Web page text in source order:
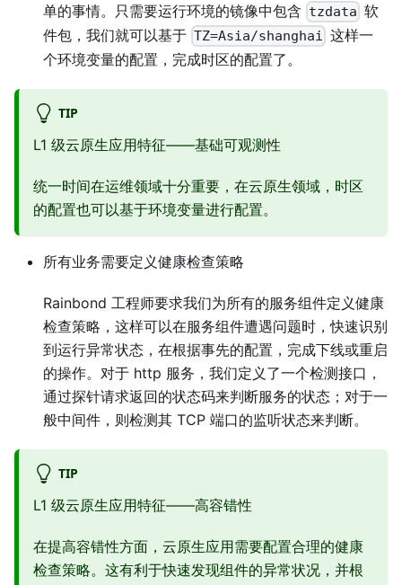
单的事情。只需要运行环境的镜像中包含 tzdata 软
件包，我们就可以基于 TZ=Asia/shanghai 这样一
个环境变量的配置，完成时区的配置了。
TIP
L1 级云原生应用特征——基础可观测性
统一时间在运维领域十分重要，在云原生领域，时区
的配置也可以基于环境变量进行配置。
所有业务需要定义健康检查策略
Rainbond 工程师要求我们为所有的服务组件定义健康
检查策略，这样可以在服务组件遭遇问题时，快速识别
到运行异常状态，在根据事先的配置，完成下线或重启
的操作。对于 http 服务，我们定义了一个检测接口，
通过探针请求返回的状态码来判断服务的状态；对于一
般中间件，则检测其 TCP 端口的监听状态来判断。
TIP
L1 级云原生应用特征——高容错性
在提高容错性方面，云原生应用需要配置合理的健康
检查策略。这有利于快速发现组件的异常状况，并根